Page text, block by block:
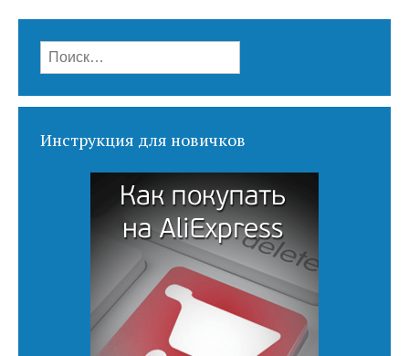
Найти:
Инструкция для новичков